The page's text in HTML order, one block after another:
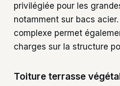
privilégiée pour les
notamment sur bacs
complexe permet
charges sur la structure
Toiture terrasse